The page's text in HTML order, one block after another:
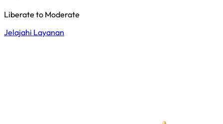
Liberate to Moderate
Jelajahi Layanan